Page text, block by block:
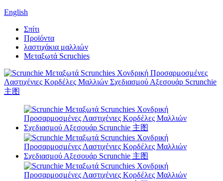
English
Σπίτι
Προϊόντα
λαστιχάκια μαλλιών
Μεταξωτά Scruchies